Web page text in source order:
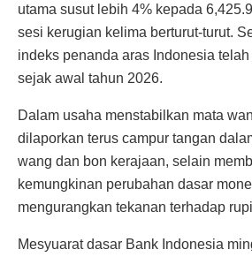
utama susut lebih 4% kepada
sesi kerugian kelima berturut-turut.
indeks penanda aras Indonesia
sejak awal tahun 2026.
Dalam usaha menstabilkan mata
dilaporkan terus campur tangan
wang dan bon kerajaan, selain
kemungkinan perubahan dasar
mengurangkan tekanan terhadap
Mesyuarat dasar Bank Indonesia